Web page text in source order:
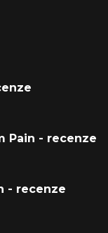
Pain - recenze
- recenze